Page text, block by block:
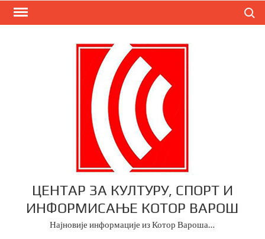
Skip
ЦЕНТАР ЗА КУЛТУРУ, СПОРТ И
ИНФОРМИСАЊЕ КОТОР ВАРОШ
Најновије информације из Котор Вароша…